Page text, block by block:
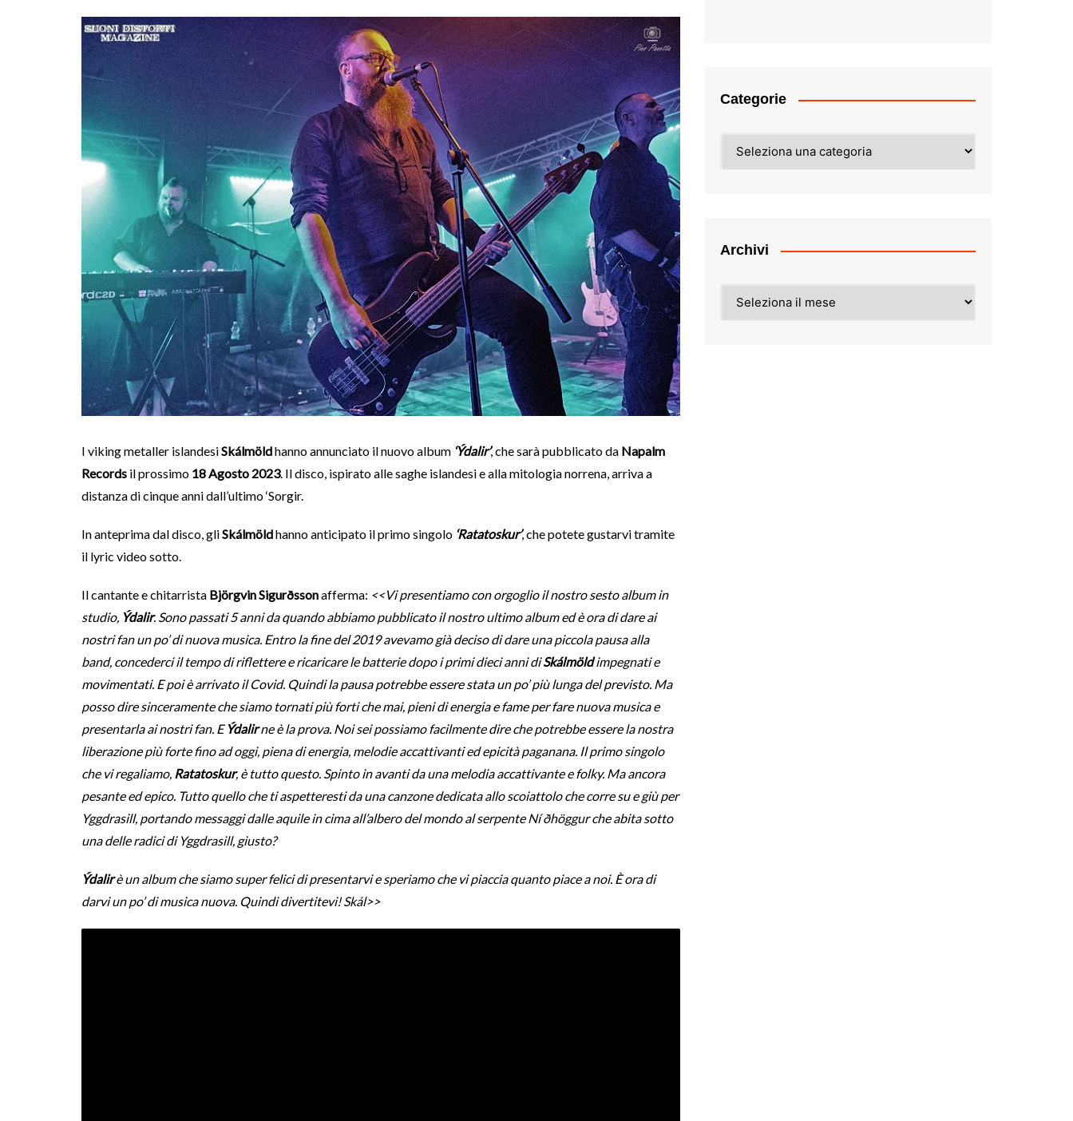
I viking metaller islandesiSkálmöldhanno annunciato il nuovo album ‘Ýdalir’, che sarà pubblicato da Napalm
Records il prossimo 18 Agosto 2023. Il disco, ispirato alle saghe islandesi e alla mitologia norrena, arriva a
distanza di cinque anni dall’ultimo ‘Sorgir.
In anteprima dal disco, gliSkálmöldhanno anticipato il primo singolo ‘Ratatoskur’, che potete gustarvi tramite
il lyric video sotto.
Il cantante e chitarrista Björgvin Sigurðssonafferma: <<Vi presentiamo con orgoglio il nostro sesto album in
studio, Ýdalir. Sono passati 5 anni da quando abbiamo pubblicato il nostro ultimo album ed è ora di dare ai
nostri fan un po’ di nuova musica. Entro la fine del 2019 avevamo già deciso di dare una piccola pausa alla
band, concederci il tempo di riflettere e ricaricare le batterie dopo i primi dieci anni diSkálmöldimpegnati e
movimentati. E poi è arrivato il Covid. Quindi la pausa potrebbe essere stata un po’ più lunga del previsto. Ma
posso dire sinceramente che siamo tornati più forti che mai, pieni di energia e fame per fare nuova musica e
presentarla ai nostri fan. EÝdalirne è la prova. Noi sei possiamo facilmente dire che potrebbe essere la nostra
liberazione più forte fino ad oggi, piena di energia, melodie accattivanti ed epicità paganana. Il primo singolo
che vi regaliamo, Ratatoskur, è tutto questo. Spinto in avanti da una melodia accattivante e folky. Ma ancora
pesante ed epico. Tutto quello che ti aspetteresti da una canzone dedicata allo scoiattolo che corre su e giù per
Yggdrasill, portando messaggi dalle aquile in cima all’albero del mondo al serpente Ní ðhöggur che abita sotto
una delle radici di Yggdrasill, giusto?
Ýdalirè un album che siamo super felici di presentarvi e speriamo che vi piaccia quanto piace a noi. È ora di
darvi un po’ di musica nuova. Quindi divertitevi! Skál>>
Categorie
Archivi